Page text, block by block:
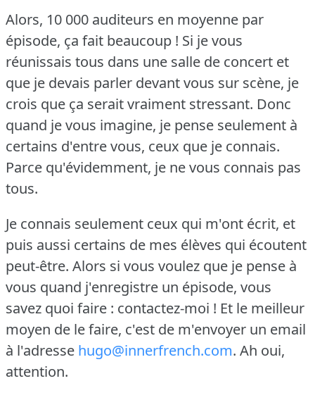
Alors, 10 000 auditeurs en moyenne par
épisode, ça fait beaucoup ! Si je vous
réunissais tous dans une salle de concert et
que je devais parler devant vous sur scène, je
crois que ça serait vraiment stressant. Donc
quand je vous imagine, je pense seulement à
certains d'entre vous, ceux que je connais.
Parce qu'évidemment, je ne vous connais pas
tous.
Je connais seulement ceux qui m'ont écrit, et
puis aussi certains de mes élèves qui écoutent
peut-être. Alors si vous voulez que je pense à
vous quand j'enregistre un épisode, vous
savez quoi faire : contactez-moi ! Et le meilleur
moyen de le faire, c'est de m'envoyer un email
à l'adresse hugo@innerfrench.com. Ah oui,
attention.